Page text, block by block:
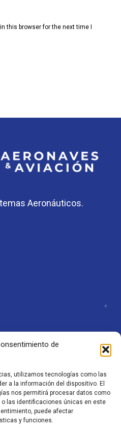
de
utilizamos tecnologías como las
a la información del dispositivo. El
nos permitirá procesar datos como
las identificaciones únicas en este
puede afectar
y funciones.
this browser for the next time I
Aeronáuticos.